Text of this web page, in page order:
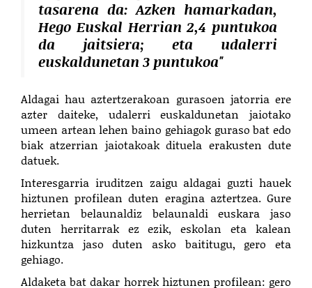
tasarena da: Azken hamarkadan,
Hego Euskal Herrian 2,4 puntukoa
da jaitsiera; eta udalerri
euskaldunetan 3 puntukoa"
Aldagai hau aztertzerakoan gurasoen jatorria ere
azter daiteke, udalerri euskaldunetan jaiotako
umeen artean lehen baino gehiagok guraso bat edo
biak atzerrian jaiotakoak dituela erakusten dute
datuek.
Interesgarria iruditzen zaigu aldagai guzti hauek
hiztunen profilean duten eragina aztertzea. Gure
herrietan belaunaldiz belaunaldi euskara jaso
duten herritarrak ez ezik, eskolan eta kalean
hizkuntza jaso duten asko baititugu, gero eta
gehiago.
Aldaketa bat dakar horrek hiztunen profilean: gero